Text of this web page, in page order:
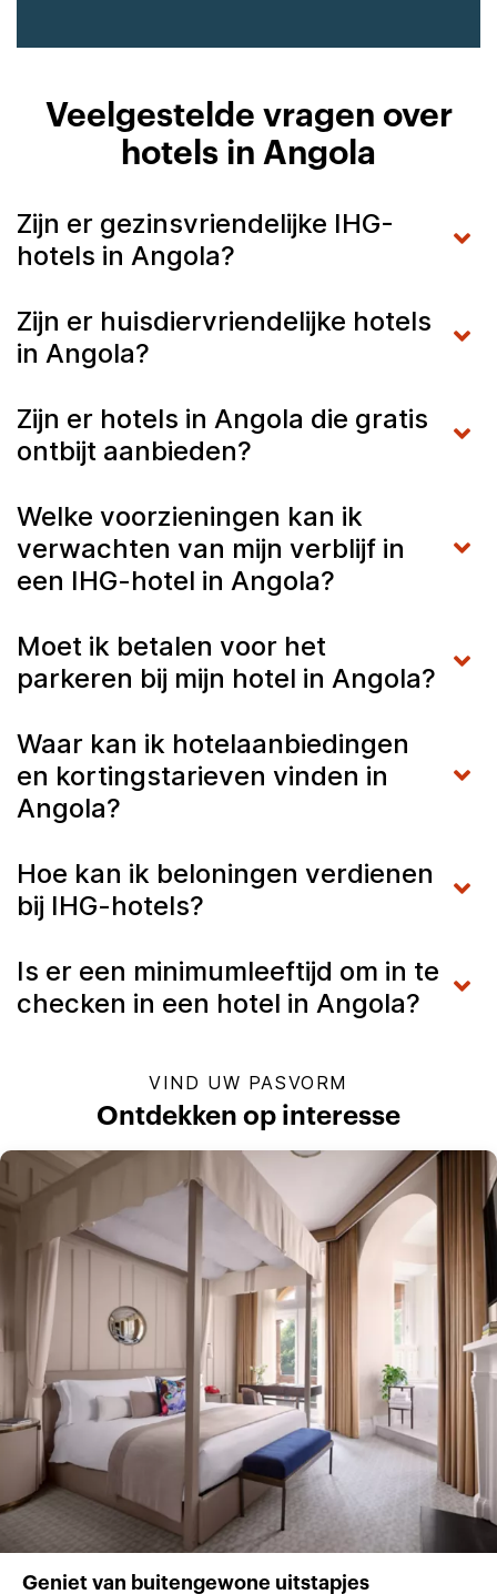
Veelgestelde vragen over
hotels in Angola
Zijn er gezinsvriendelijke IHG-
hotels in Angola?
Zijn er huisdiervriendelijke hotels
in Angola?
Zijn er hotels in Angola die gratis
ontbijt aanbieden?
Welke voorzieningen kan ik
verwachten van mijn verblijf in
een IHG-hotel in Angola?
Moet ik betalen voor het
parkeren bij mijn hotel in Angola?
Waar kan ik hotelaanbiedingen
en kortingstarieven vinden in
Angola?
Hoe kan ik beloningen verdienen
bij IHG-hotels?
Is er een minimumleeftijd om in te
checken in een hotel in Angola?
VIND UW PASVORM
Ontdekken op interesse
Geniet van buitengewone uitstapjes